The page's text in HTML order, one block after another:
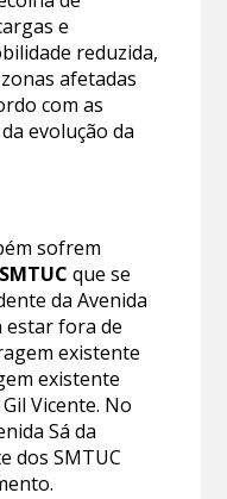
e
reduzida,
afetadas
com as
evolução da
sofrem
SMTUC que se
da Avenida
estar fora de
existente
existente
Vicente. No
Sá da
dos SMTUC